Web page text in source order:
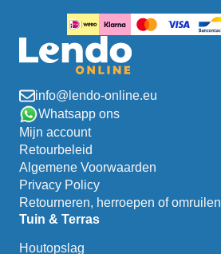
info@lendo-online.eu
Whatsapp ons
Mijn account
Retourbeleid
Algemene Voorwaarden
Privacy Policy
Retourneren, herroepen of omruilen
Tuin & Terras
Houtopslag